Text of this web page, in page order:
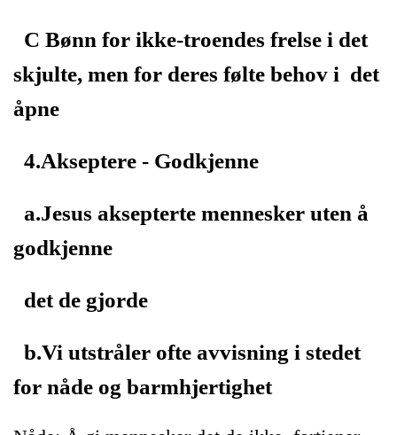
C Bønn for ikke-troendes frelse i det
skjulte, men for deres følte behov i det
åpne
4.Akseptere - Godkjenne
a.Jesus aksepterte mennesker uten å
godkjenne
det de gjorde
b.Vi utstråler ofte avvisning i stedet
for nåde og barmhjertighet